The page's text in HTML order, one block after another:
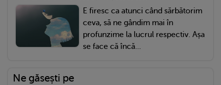
E firesc ca atunci când sărbătorim
ceva, să ne gândim mai în
profunzime la lucrul respectiv. Așa
se face că încă...
Ne găsești pe